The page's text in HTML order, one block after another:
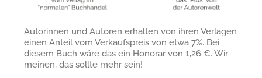
Autorinnen und Autoren erhalten von ihren Verlagen
einen Anteil vom Verkaufspreis von etwa 7%. Bei
diesem Buch wäre das ein Honorar von 1,26 €. Wir
meinen, das sollte mehr sein!